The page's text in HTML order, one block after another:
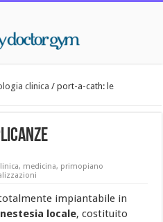
clinica / port-a-cath: le
, medicina, primopiano
impiantabile in
locale, costituito